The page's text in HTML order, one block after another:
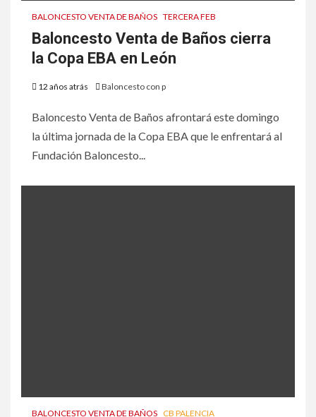
BALONCESTO VENTA DE BAÑOS TERCERA FEB
Baloncesto Venta de Baños cierra
la Copa EBA en León
12 años atrás Baloncesto con p
Baloncesto Venta de Baños afrontará este domingo
la última jornada de la Copa EBA que le enfrentará al
Fundación Baloncesto...
BALONCESTO VENTA DE BAÑOS CB PALENCIA